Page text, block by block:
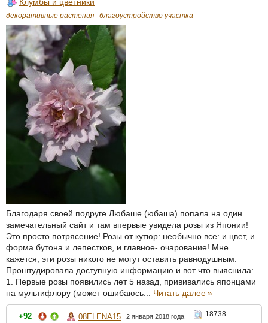
Клумбы и цветники
декоративные растения благоустройство участка
Благодаря своей подруге Любаше (юбаша) попала на один
замечательный сайт и там впервые увидела розы из Японии!
Это просто потрясение! Розы от кутюр: необычно все: и цвет, и
форма бутона и лепестков, и главное- очарование! Мне
кажется, эти розы никого не могут оставить равнодушным.
Проштудировала доступную информацию и вот что выяснила:
1. Первые розы появились лет 5 назад, прививались японцами
на мультифлору (может ошибаюсь... Читать далее»
+92 08ELENA15 2 января 2018 года
18738